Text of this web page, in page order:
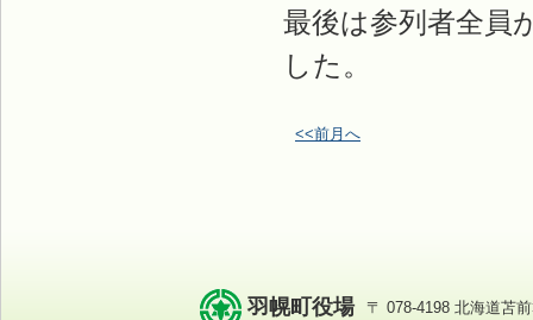
最後は参列者全員
した。
<<前月へ
羽幌町役場
〒 078-4198 北海道苫